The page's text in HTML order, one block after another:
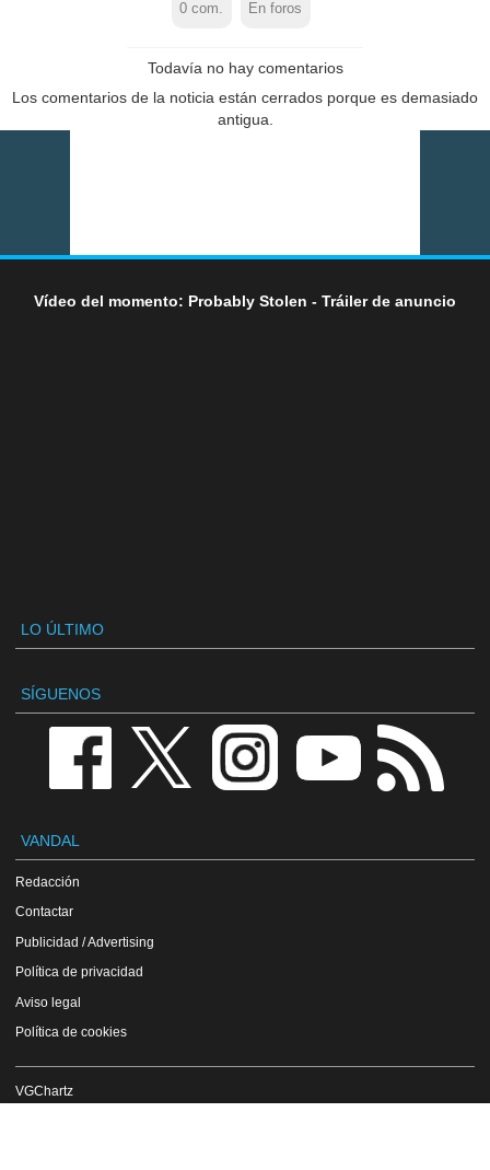
0 com. En foros
Todavía no hay comentarios
Los comentarios de la noticia están cerrados porque es demasiado
antigua.
Vídeo del momento: Probably Stolen - Tráiler de anuncio
LO ÚLTIMO
SÍGUENOS
VANDAL
Redacción
Contactar
Publicidad / Advertising
Política de privacidad
Aviso legal
Política de cookies
VGChartz